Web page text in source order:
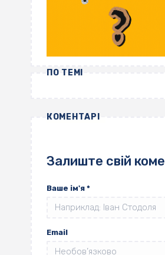
ПО ТЕМІ
КОМЕНТАРІ
Залиште свій
Ваше ім'я *
Email